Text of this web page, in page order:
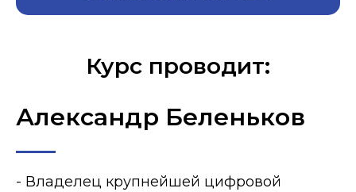
Курс проводит:
Александр Беленьков
- Владелец крупнейшей цифровой